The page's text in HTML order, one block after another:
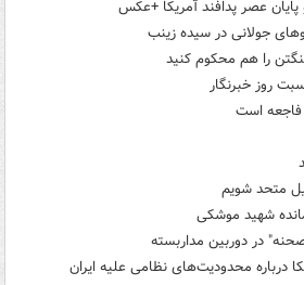
جولانی در سیده زینب
را هم محکوم کنید
روز خبرنگار
فاجعه است
متحد شویم
شهید موشکی
درباره محدودیت‌های نظامی علیه ایران